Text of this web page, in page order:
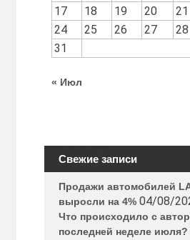
17
18 19 20 21
24
25 26 27 28
31
« Июл
Свежие записи
Продажи автомобилей
выросли на 4% 04/08/
Что происходило с
последней неделе июля?